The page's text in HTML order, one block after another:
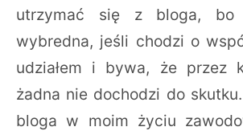
utrzymać się z bloga, bo
wybredna, jeśli chodzi o
udziałem i bywa, że przez
żadna nie dochodzi do
bloga w moim życiu